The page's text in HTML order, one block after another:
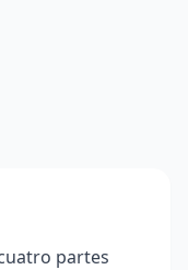
partes